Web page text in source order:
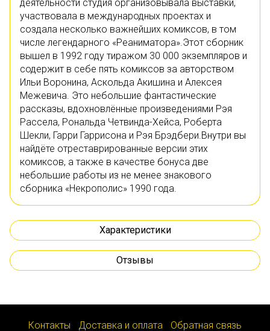
деятельности студия организовывала выставки,
участвовала в международных проектах и
создала несколько важнейших комиксов, в том
числе легендарного «Реаниматора».Этот сборник
вышел в 1992 году тиражом 30 000 экземпляров и
содержит в себе пять комиксов за авторством
Ильи Воронина, Аскольда Акишина и Алексея
Межевича. Это небольшие фантастические
рассказы, вдохновлённые произведениями Рэя
Рассела, Рональда Четвинда-Хейса, Роберта
Шекли, Гарри Гаррисона и Рэя Брэдбери.Внутри вы
найдёте отреставрированные версии этих
комиксов, а также в качестве бонуса две
небольшие работы из не менее знакового
сборника «Некрополис» 1990 года.
Характеристики
Отзывы
Контакты Доставка и оплата Обратная связь